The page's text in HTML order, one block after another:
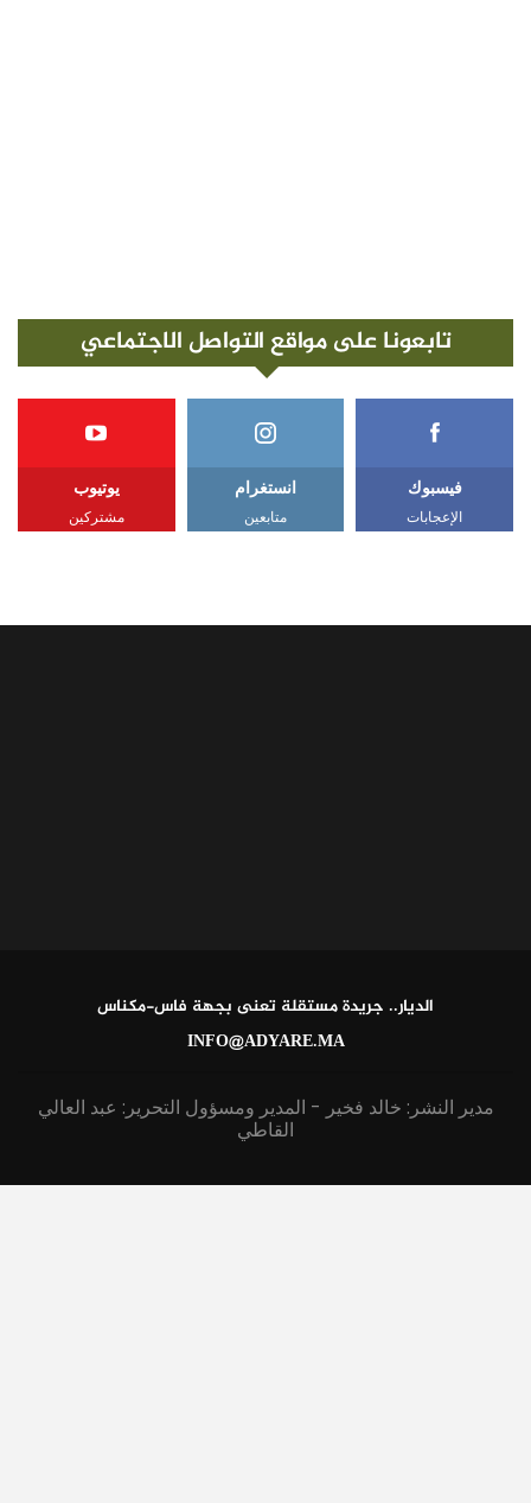
تابعونا على مواقع التواصل الاجتماعي
فيسبوك
الإعجابات
انستغرام
متابعين
يوتيوب
مشتركين
الديار.. جريدة مستقلة تعنى بجهة فاس-مكناس
INFO@ADYARE.MA
مدير النشر: خالد فخير - المدير ومسؤول التحرير: عبد العالي
القاطي